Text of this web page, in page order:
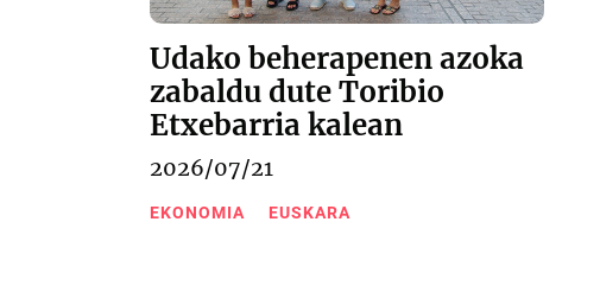
Udako beherapenen azoka
zabaldu dute Toribio
Etxebarria kalean
2026/07/21
EKONOMIA EUSKARA